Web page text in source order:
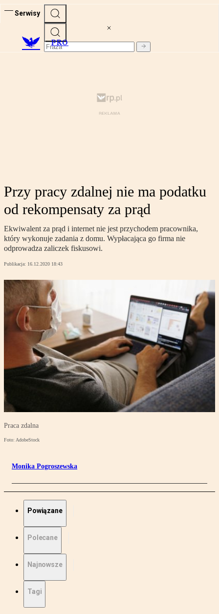
Serwisy
PRO
Przy pracy zdalnej nie ma podatku
od rekompensaty za prąd
Ekwiwalent za prąd i internet nie jest przychodem pracownika,
który wykonuje zadania z domu. Wypłacająca go firma nie
odprowadza zaliczek fiskusowi.
Publikacja: 16.12.2020 18:43
Praca zdalna
Foto: AdobeStock
Monika Pogroszewska
Powiązane
Polecane
Najnowsze
Tagi